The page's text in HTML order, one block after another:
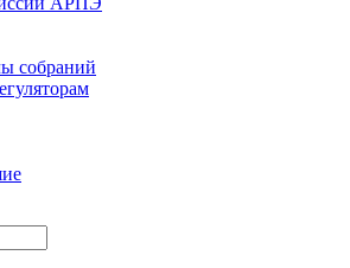
собраний